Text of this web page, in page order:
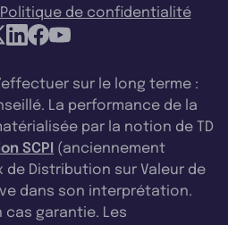
Politique de confidentialité
sur le long terme :
La performance de la
par la notion de TD
SCPI (anciennement
de Distribution sur Valeur de
dans son interprétation.
cas garantie. Les